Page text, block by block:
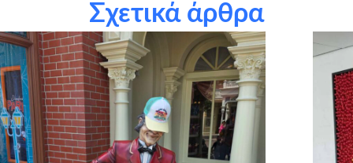
Ευχαριστούμε θερμά την εταιρείαCraftbox.gr
για την
αποστολή birthday box – έκπληξη σε όλα τα παιδιά μας,
καθώς και τοmyikona.grγια τη χορηγία όλων των
προσωποποιημένων φωτογραφικών άλμπουμ των παιδιών
μας!
Σχετικά άρθρα